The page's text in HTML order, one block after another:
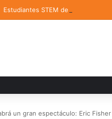
Estudiantes STEM de la UDLAP
un gran espectáculo: Eric Fisher